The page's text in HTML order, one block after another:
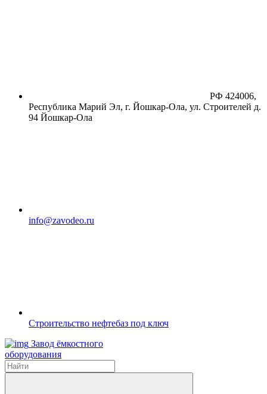
РФ 424006,
Республика Марий Эл, г. Йошкар-Ола, ул. Строителей д.
94 Йошкар-Ола
info@zavodeo.ru
Строительство нефтебаз под ключ
Завод ёмкостного
оборудования